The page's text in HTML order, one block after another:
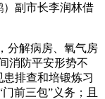
副市长李润林借
解病房、氧气房
消防平安形势不
排查和培锻炼习
前三包”义务；且